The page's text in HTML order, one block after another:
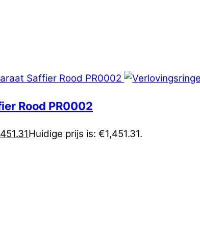
Rood PR0002
Huidige prijs is: €1,451.31.